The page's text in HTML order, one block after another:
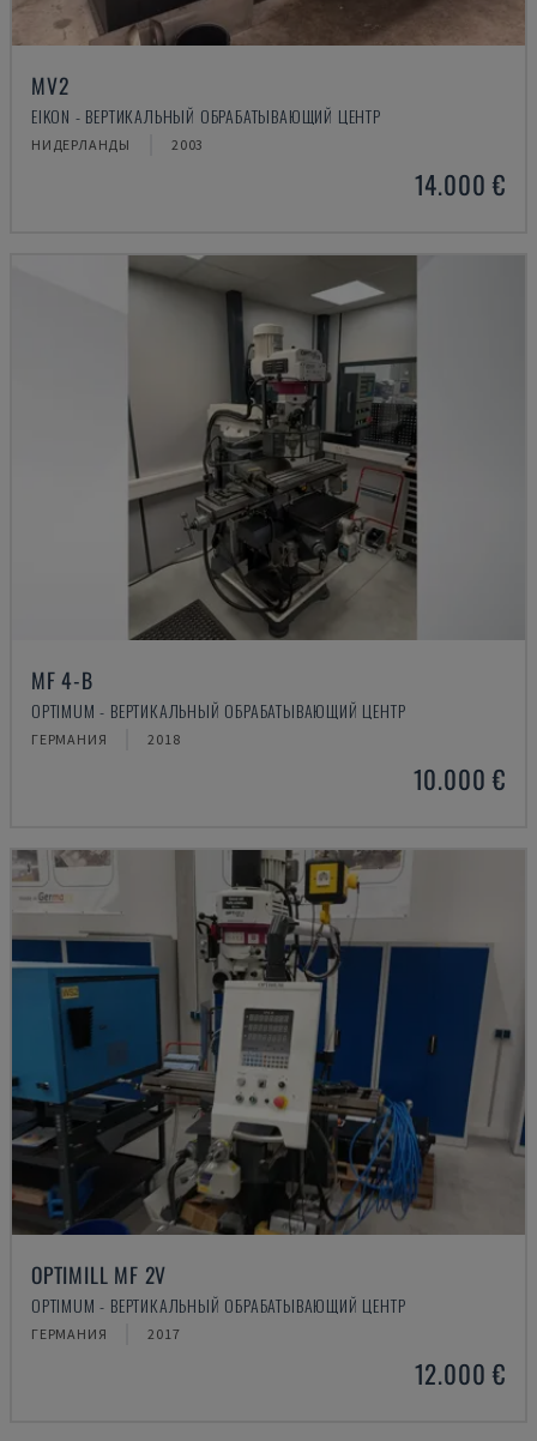
MV2
EIKON - ВЕРТИКАЛЬНЫЙ ОБРАБАТЫВАЮЩИЙ ЦЕНТР
НИДЕРЛАНДЫ 2003
14.000 €
MF 4-B
OPTIMUM - ВЕРТИКАЛЬНЫЙ ОБРАБАТЫВАЮЩИЙ ЦЕНТР
ГЕРМАНИЯ 2018
10.000 €
OPTIMILL MF 2V
OPTIMUM - ВЕРТИКАЛЬНЫЙ ОБРАБАТЫВАЮЩИЙ ЦЕНТР
ГЕРМАНИЯ 2017
12.000 €